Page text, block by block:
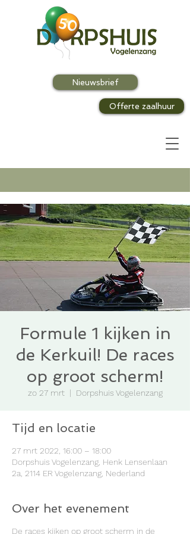
Offerte zaalhuur
Nieuwsbrief
Formule 1 kijken in
de Kerkuil! De races
op groot scherm!
zo 27 mrt
  |
Dorpshuis Vogelenzang
Tijd en locatie
27 mrt 2022, 16:00 – 18:00
Dorpshuis Vogelenzang, Henk Lensenlaan
2a, 2114 ER Vogelenzang, Nederland
Over het evenement
De races kijken op groot scherm in de